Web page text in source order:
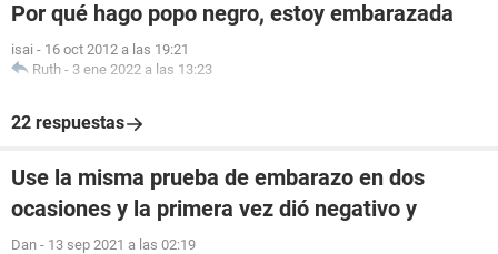
Por qué hago popo negro, estoy embarazada
isai - 16 oct 2012 a las 19:21
Ruth - 3 ene 2022 a las 13:23
22 respuestas
Use la misma prueba de embarazo en dos
ocasiones y la primera vez dió negativo y
Dan - 13 sep 2021 a las 02:19